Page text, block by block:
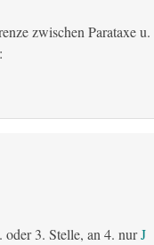
zwischen Parataxe u.
oder 3. Stelle, an 4. nurJ